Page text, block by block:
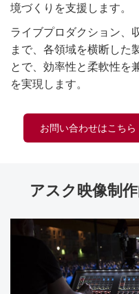
境づくりを支援します。
ライブプロダクション、
まで、各領域を横断した
とで、効率性と柔軟性を
を実現します。
お問い合わせはこちら
アスク映像制